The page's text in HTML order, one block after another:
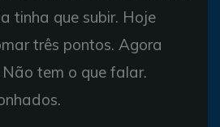
tinha que subir. Hoje
três pontos. Agora
tem o que falar.